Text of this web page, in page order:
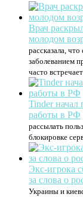
Врач
молодом
рассказала,
заболеванием
часто
Tinder начал
работы в РФ
рассылать
блокировке
Экс-игрока
за слова о
Украины и